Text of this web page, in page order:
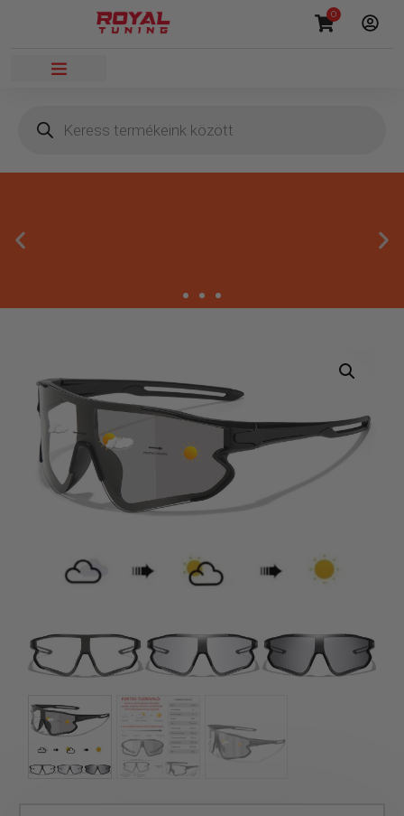
0
Kínálatunkban kizárólag olyan termékek
szerepelnek, amelyekben mi is bízunk.